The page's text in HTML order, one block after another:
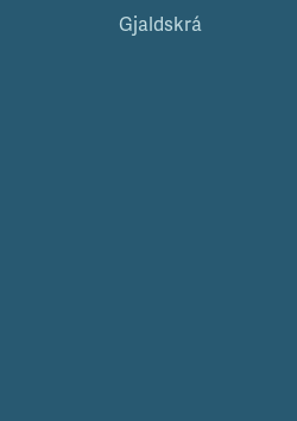
Gjaldskrá